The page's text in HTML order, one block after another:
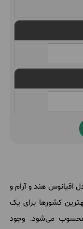
اقیانوس هند و آرام و
کشورها برای یک
میشود. وجود